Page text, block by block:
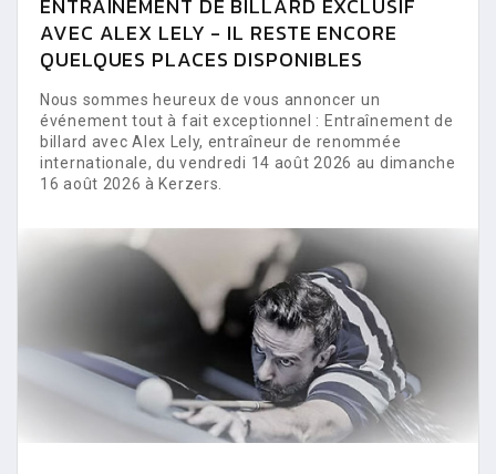
AVEC ALEX LELY - IL RESTE ENCORE
QUELQUES PLACES DISPONIBLES
Nous sommes heureux de vous annoncer un
événement tout à fait exceptionnel : Entraînement de
billard avec Alex Lely, entraîneur de renommée
internationale, du vendredi 14 août 2026 au dimanche
16 août 2026 à Kerzers.